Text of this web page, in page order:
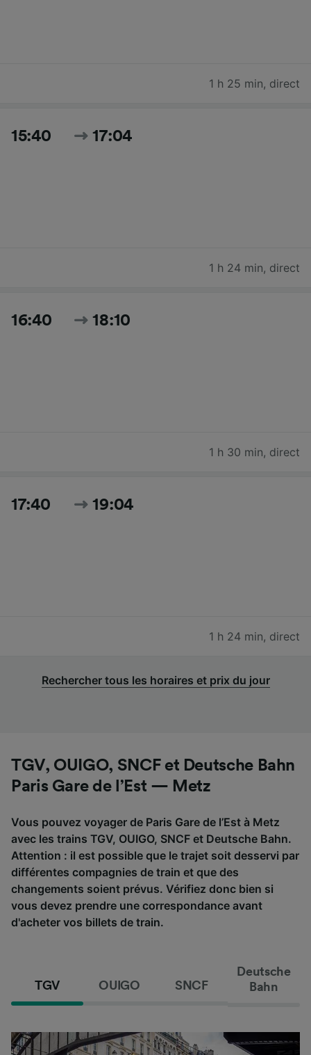
1 h 25 min, direct
15:40 17:04
1 h 24 min, direct
16:40 18:10
1 h 30 min, direct
17:40 19:04
1 h 24 min, direct
Rechercher tous les horaires et prix du jour
TGV, OUIGO, SNCF et Deutsche Bahn
Paris Gare de l’Est — Metz
Vous pouvez voyager de Paris Gare de l’Est à Metz
avec les trains TGV, OUIGO, SNCF et Deutsche Bahn.
Attention : il est possible que le trajet soit desservi par
différentes compagnies de train et que des
changements soient prévus. Vérifiez donc bien si
vous devez prendre une correspondance avant
d'acheter vos billets de train.
TGV OUIGO SNCF
Deutsche
Bahn